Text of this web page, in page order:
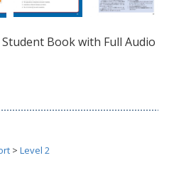
Book with Full Audio
> Level 2